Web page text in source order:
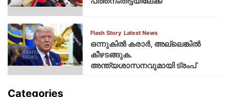
Flash Story Latest News
ഒന്നുകില്‍ കരാര്‍, അല്ലെങ്കില്‍
കീഴടങ്ങുക.
അന്ത്യശാസനവുമായി ട്രംപ്
Categories